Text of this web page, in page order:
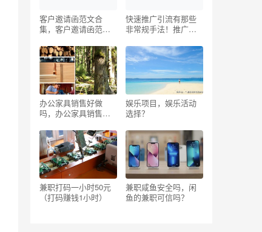
客户邀请函范文合
集，客户邀请函范文
快速推广引流有那些
非常规手法！推广引
办公家具销售好做
吗，办公家具销售好
娱乐项目，娱乐活动
选择？
兼职打码一小时50元
（打码赚钱1小时）
兼职咸鱼安全吗，闲
鱼的兼职可信吗？